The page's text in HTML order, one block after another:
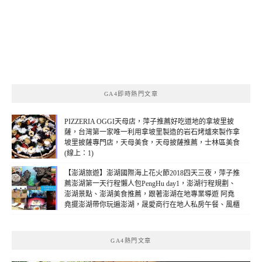
GA4即時熱門文章
PIZZERIA OGGI天母店，萍子推薦好吃道地的拿坡里披
薩，台灣第一家唯一利用拿坡里製造的岩石烤爐來製作拿
坡里披薩專門店，天母美食，天母披薩推薦，士林區美食
(線上：1)
【澎湖旅遊】澎湖國際海上花火節2018四天三夜，萍子推
薦澎湖第一天行程懶人包PengHu day1，澎湖行程規劃、
澎湖景點、澎湖美食推薦，跟著澎湖在地專業導遊 阿堯
堯擺澎湖帶你玩遍澎湖，晟愛商行在地人私房午餐、風櫃
亭彩虹橋2018花火節煙火開幕、馬公市區武轎繞境(線
GA4熱門文章